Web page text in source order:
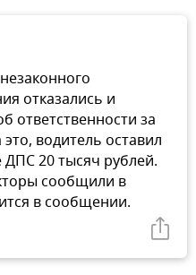
отказались и
ответственности за
водитель оставил
20 тысяч рублей.
сообщили в
в сообщении.